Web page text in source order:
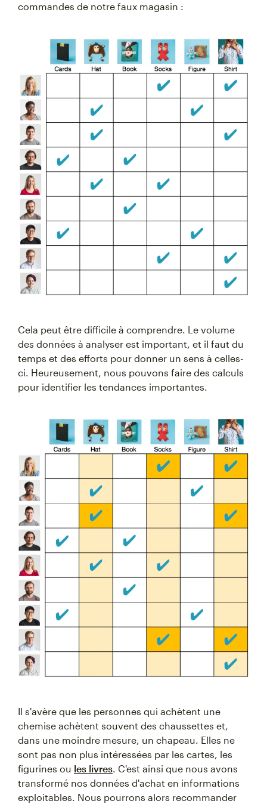
commandes de notre faux magasin :
Cela peut être difficile à comprendre. Le volume
des données à analyser est important, et il faut du
temps et des efforts pour donner un sens à celles-
ci. Heureusement, nous pouvons faire des calculs
pour identifier les tendances importantes.
Il s'avère que les personnes qui achètent une
chemise achètent souvent des chaussettes et,
dans une moindre mesure, un chapeau. Elles ne
sont pas non plus intéressées par les cartes, les
figurines ou les livres. C'est ainsi que nous avons
transformé nos données d'achat en informations
exploitables. Nous pourrons alors recommander